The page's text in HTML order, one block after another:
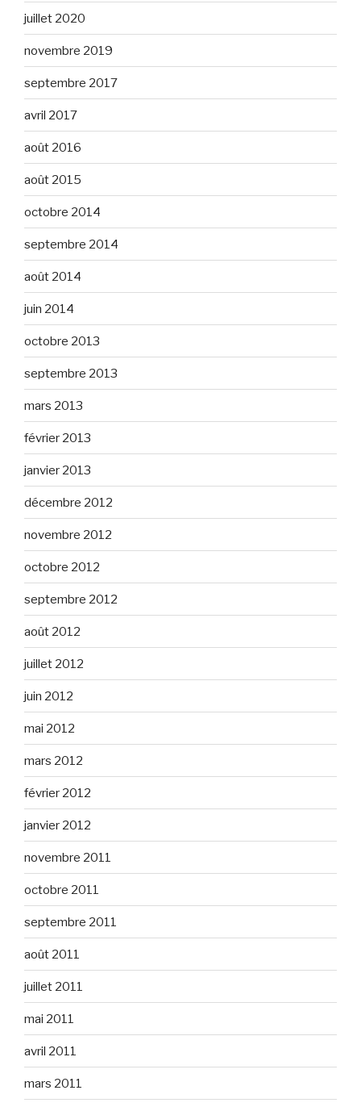
juillet 2020
novembre 2019
septembre 2017
avril 2017
août 2016
août 2015
octobre 2014
septembre 2014
août 2014
juin 2014
octobre 2013
septembre 2013
mars 2013
février 2013
janvier 2013
décembre 2012
novembre 2012
octobre 2012
septembre 2012
août 2012
juillet 2012
juin 2012
mai 2012
mars 2012
février 2012
janvier 2012
novembre 2011
octobre 2011
septembre 2011
août 2011
juillet 2011
mai 2011
avril 2011
mars 2011